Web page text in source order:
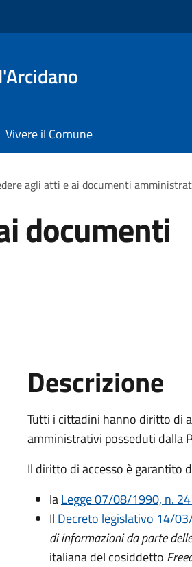
Vivere il Comune
agli atti e ai documenti
documenti
Descrizione
Tutti i cittadini hanno diritto di
amministrativi posseduti dalla
Il diritto di accesso è garantito
laLegge 07/08/1990, n.
Il Decreto legislativo 14/
di informazioni da parte
italiana del cosiddetto